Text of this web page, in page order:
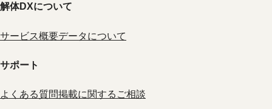
解体DXについて
サービス概要データについて
サポート
よくある質問掲載に関するご相談